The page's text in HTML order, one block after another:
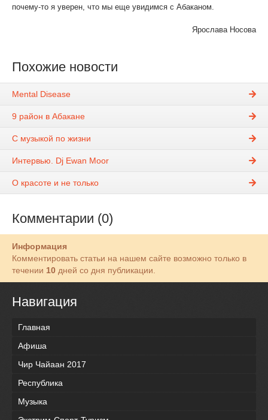
почему-то я уверен, что мы еще увидимся с Абаканом.
Ярослава Носова
Похожие новости
Mental Disease
9 район в Абакане
С музыкой по жизни
Интервью. Dj Ewan Moor
О красоте и не только
Комментарии (0)
Информация
Комментировать статьи на нашем сайте возможно только в
течении 10 дней со дня публикации.
Навигация
Главная
Афиша
Чир Чайаан 2017
Республика
Музыка